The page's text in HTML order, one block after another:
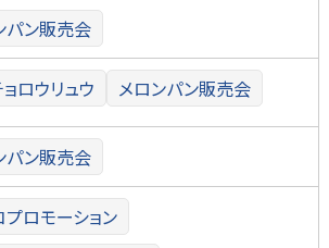
パン販売会
ロウリュウ メロンパン販売会
パン販売会
プロモーション